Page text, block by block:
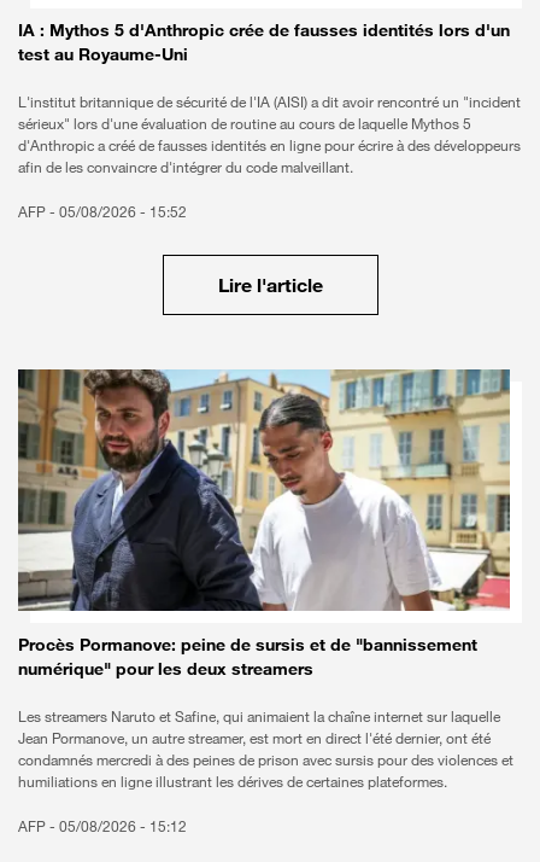
IA : Mythos 5 d'Anthropic crée de fausses identités lors d'un
test au Royaume-Uni
L'institut britannique de sécurité de l'IA (AISI) a dit avoir rencontré un "incident
sérieux" lors d'une évaluation de routine au cours de laquelle Mythos 5
d'Anthropic a créé de fausses identités en ligne pour écrire à des développeurs
afin de les convaincre d'intégrer du code malveillant.
AFP - 05/08/2026 - 15:52
Lire l'article
Procès Pormanove: peine de sursis et de "bannissement
numérique" pour les deux streamers
Les streamers Naruto et Safine, qui animaient la chaîne internet sur laquelle
Jean Pormanove, un autre streamer, est mort en direct l'été dernier, ont été
condamnés mercredi à des peines de prison avec sursis pour des violences et
humiliations en ligne illustrant les dérives de certaines plateformes.
AFP - 05/08/2026 - 15:12